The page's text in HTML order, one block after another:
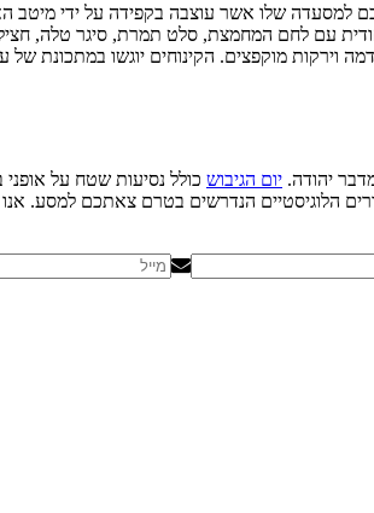
נסיעה קצרה של לא יותר מ- 10 דקות מהיקב תביא אתכם למסעדה
עם לחם המחמצת, סלט תמרת, סיגר טלה,
וירקות מוקפצים. הקינוחים יוגשו במתכונת
יהודה. יום הגיבוש כולל נסיעות שטח על
הלוגיסטיים הנדרשים בטרם צאתכם